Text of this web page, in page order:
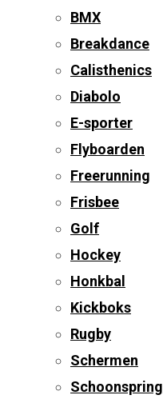
BMX
Breakdance
Calisthenics
Diabolo
E-sporter
Flyboarden
Freerunning
Frisbee
Golf
Hockey
Honkbal
Kickboks
Rugby
Schermen